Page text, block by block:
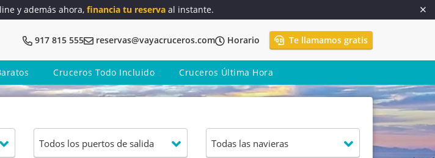
y además ahora, financia tu reserva al instante.
917 815 555 reservas@vayacruceros.com Horario Te llamamos gratis
Cruceros Todo Incluido Cruceros Última Hora